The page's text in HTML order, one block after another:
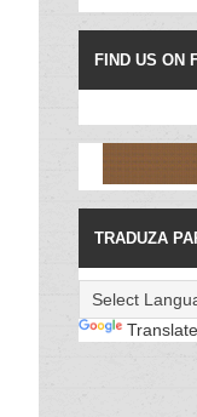
FIND US ON
TRADUZA
Translate